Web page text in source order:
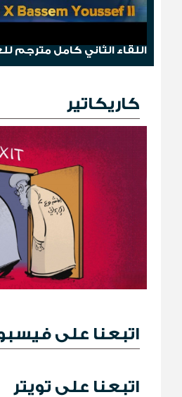
اللقاء الثاني كامل مترجم
كاريكاتير
اتبعنا على
اتبعنا على تويتر